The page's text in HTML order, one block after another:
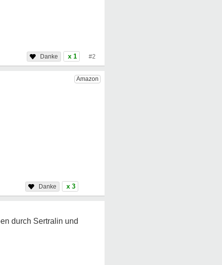
x 1 #2
x 3
durch Sertralin und